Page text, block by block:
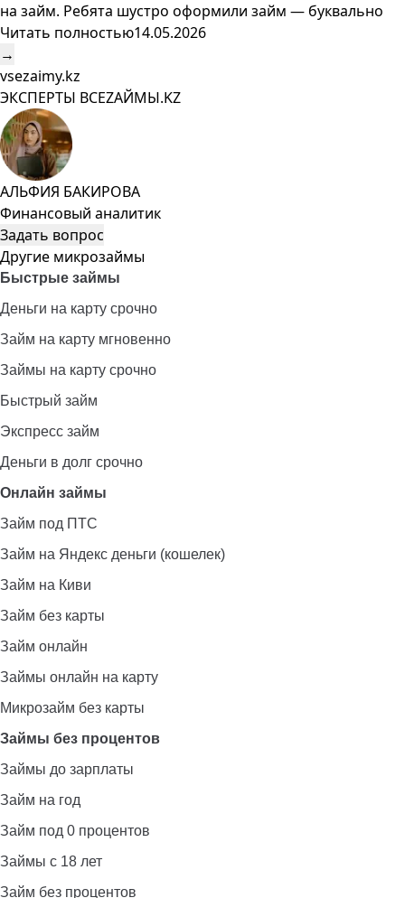
на займ. Ребята шустро оформили займ — буквально
Читать полностью14.05.2026
→
vsezaimy.kz
ЭКСПЕРТЫ ВСЕZAЙМЫ.KZ
АЛЬФИЯ БАКИРОВА
Финансовый аналитик
Задать вопрос
Другие микрозаймы
Быстрые займы
Деньги на карту срочно
Займ на карту мгновенно
Займы на карту срочно
Быстрый займ
Экспресс займ
Деньги в долг срочно
Онлайн займы
Займ под ПТС
Займ на Яндекс деньги (кошелек)
Займ на Киви
Займ без карты
Займ онлайн
Займы онлайн на карту
Микрозайм без карты
Займы без процентов
Займы до зарплаты
Займ на год
Займ под 0 процентов
Займы с 18 лет
Займ без процентов